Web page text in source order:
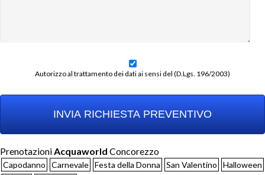
Autorizzo al trattamento dei dati ai sensi del (D.Lgs. 196/2003)
PrenotazioniAcquaworld Concorezzo
Capodanno Carnevale Festa della Donna San Valentino
Halloween